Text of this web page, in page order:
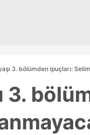
3. bölümden ipuçları:
3.